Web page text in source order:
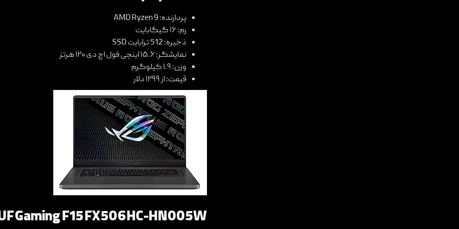
پردازنده: AMD Ryzen 9
رم: ۱۶ گیگابایت
ذخیره: 512 ترابایت SSD
نمایشگر: ۱۵.۶ اینچی فول اچ دی ۱۲۰ هرتز
وزن: ۱.۹ کیلوگرم
قیمت: از ۱۲۹۹ دلار
Gaming F15 FX506HC-HN005W